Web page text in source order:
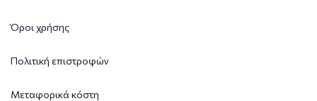
Όροι χρήσης
Πολιτική επιστροφών
Μεταφορικά κόστη